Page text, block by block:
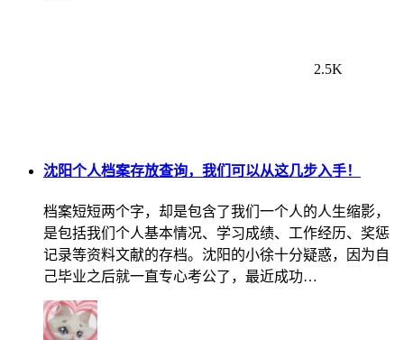
2.5K
沈阳个人档案存放查询，我们可以从这几步入手！
档案短短两个字，却是包含了我们一个人的人生缩影，
是包括我们个人基本情况、学习成绩、工作经历、奖惩
记录等资料文献的存档。沈阳的小徐十分疑惑，因为自
己毕业之后就一直专心考公了，最近成功…